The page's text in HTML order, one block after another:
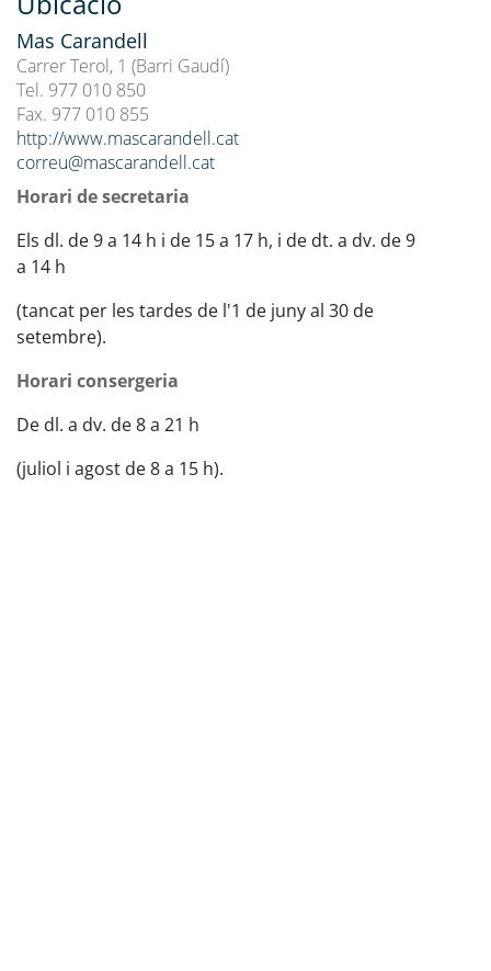
Mas Carandell
Carrer Terol, 1 (Barri Gaudí)
Tel. 977 010 850
Fax. 977 010 855
http://www.mascarandell.cat
correu@mascarandell.cat
Horari de secretaria
Els dl. de 9 a 14 h i de 15 a 17 h, i de dt. a dv. de 9
a 14 h
(tancat per les tardes de l'1 de juny al 30 de
setembre).
Horari consergeria
De dl. a dv. de 8 a 21 h
(juliol i agost de 8 a 15 h).